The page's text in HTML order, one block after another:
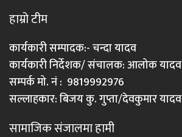
हाम्रो टीम
कार्यकारी सम्पादक:- चन्दा यादव
कार्यकारी निर्देशक/ संचालक: आलोक यादव
सम्पर्क मो. नं : 9819992976
सल्लाहकार: बिजय कु. गुप्ता/देवकुमार यादव
सामाजिक संजालमा हामी